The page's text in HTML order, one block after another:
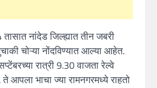
नांदेड जिल्ह्यात तीन जबरी
चोऱ्या नोंदविण्यात आल्या आहेत.
रात्री 9.30 वाजता रेल्वे
आपला भाचा ज्या रामनगरमध्ये राहतो